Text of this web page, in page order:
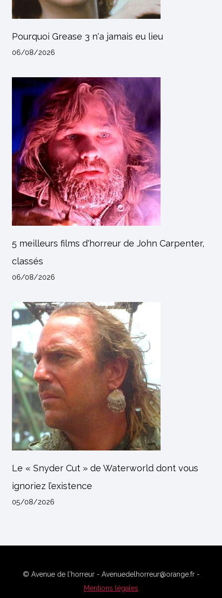
Pourquoi Grease 3 n'a jamais eu lieu
06/08/2026
5 meilleurs films d'horreur de John Carpenter,
classés
06/08/2026
Le « Snyder Cut » de Waterworld dont vous
ignoriez l’existence
05/08/2026
© Avenue de l'horreur - Avenuedelhorreur@orange.fr -
Mentions légales